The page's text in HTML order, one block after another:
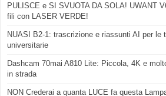
PULISCE e SI SVUOTA DA SOLA! UWANT
fili con LASER VERDE!
NUASI B2-1: trascrizione e riassunti AI per le
universitarie
Dashcam 70mai A810 Lite: Piccola, 4K e
in strada
NON Crederai a quanta LUCE fa questa